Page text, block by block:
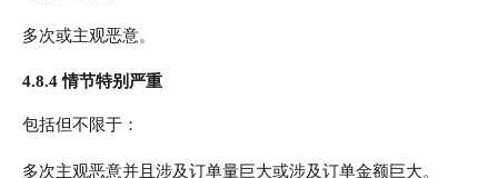
多次或主观恶意。
4.8.4 情节特别严重
包括但不限于：
多次主观恶意并且涉及订单量巨大或涉及订单金额巨大。